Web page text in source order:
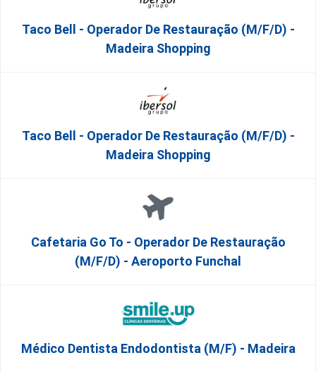
Taco Bell - Operador De Restauração (m/f/d) -
Madeira Shopping
Taco Bell - Operador De Restauração (m/f/d) -
Madeira Shopping
Cafetaria Go To - Operador De Restauração
(m/f/d) - Aeroporto Funchal
Médico Dentista Endodontista (M/F) - Madeira